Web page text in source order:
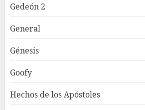
Gedeón 2
General
Génesis
Goofy
Hechos de los Apóstoles